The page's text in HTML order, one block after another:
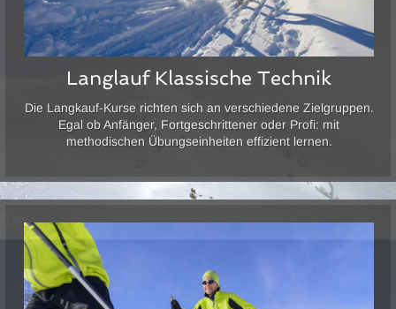
Langlauf Klassische Technik
Die Langkauf-Kurse richten sich an verschiedene Zielgruppen.
Egal ob Anfänger, Fortgeschrittener oder Profi: mit
methodischen Übungseinheiten effizient lernen.